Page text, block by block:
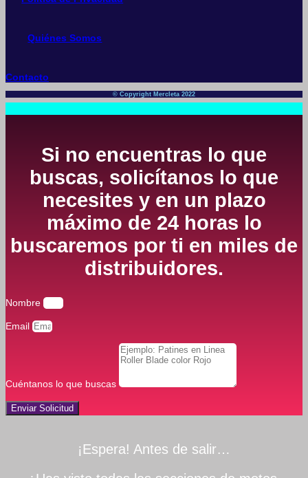
Quiénes Somos
Contacto
© Copyright Mercleta 2022
Si no encuentras lo que
buscas, solicítanos lo que
necesites y en un plazo
máximo de 24 horas lo
buscaremos por ti en miles de
distribuidores.
Nombre
Email
Cuéntanos lo que buscas
Enviar Solicitud
¡Espera! Antes de salir…